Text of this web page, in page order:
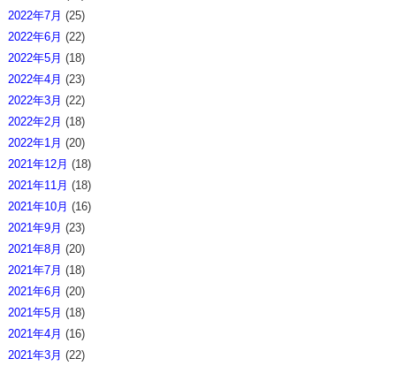
2022年7月 (25)
2022年6月 (22)
2022年5月 (18)
2022年4月 (23)
2022年3月 (22)
2022年2月 (18)
2022年1月 (20)
2021年12月 (18)
2021年11月 (18)
2021年10月 (16)
2021年9月 (23)
2021年8月 (20)
2021年7月 (18)
2021年6月 (20)
2021年5月 (18)
2021年4月 (16)
2021年3月 (22)